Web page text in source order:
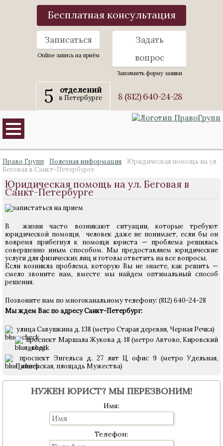
Бесплатная консультация
Записаться
Online запись на приём
Задать
вопрос
Заполнить форму заявки
5 отделений
в Петербурге 8 (812) 640-24-28
Право Групп Полезная информация
Юридическая помощь на ул.
Беговая в Санкт-Петербурге
Юридическая помощь на ул. Беговая в
Санкт-Петербурге
В жизни часто возникают ситуации, которые требуют
юридической помощи, человек даже не понимает, если бы он
вовремя прибегнул к помощи юриста — проблема решилась
совершенно иным способом. Мы предоставляем юридические
услуги для физических лиц и готовы ответить на все вопросы.
Если возникла проблема, которую Вы не знаете, как решить —
смело звоните нам, вместе мы найдем оптимальный способ
решения.
Позвоните нам по многоканальному телефону: (812) 640-24-28
Мы ждем Вас по адресу Санкт-Петербург:
улица Савушкина д. 138 (метро Старая деревня, Черная Речка)
проспект Маршала Жукова д. 18 (метро Автово, Кировский
завод)
проспект Энгельса д. 27 лит Ц офис 9 (метро Удельная,
Пионерская, площадь Мужества)
НУЖЕН ЮРИСТ? МЫ ПЕРЕЗВОНИМ!
Имя:
Телефон: